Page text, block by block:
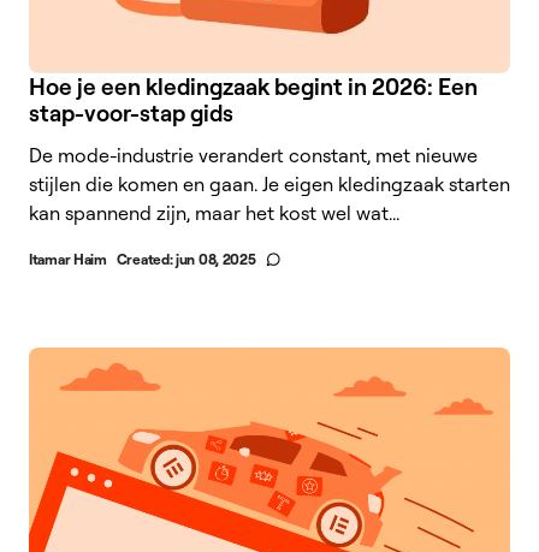
Hoe je een kledingzaak begint in 2026: Een
stap-voor-stap gids
De mode-industrie verandert constant, met nieuwe
stijlen die komen en gaan. Je eigen kledingzaak starten
kan spannend zijn, maar het kost wel wat...
Itamar Haim Created:jun 08, 2025